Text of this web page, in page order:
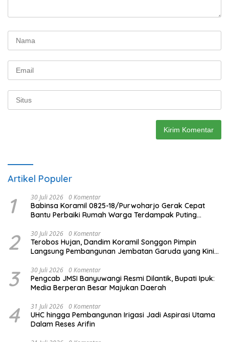
Artikel Populer
1 30 Juli 2026 0 Komentar
Babinsa Koramil 0825-18/Purwoharjo Gerak Cepat
Bantu Perbaiki Rumah Warga Terdampak Puting
2 30 Juli 2026 0 Komentar
Terobos Hujan, Dandim Koramil Songgon Pimpin
Langsung Pembangunan Jembatan Garuda yang Kini
3 30 Juli 2026 0 Komentar
Pengcab JMSI Banyuwangi Resmi Dilantik, Bupati Ipuk:
Media Berperan Besar Majukan Daerah
4 31 Juli 2026 0 Komentar
UHC hingga Pembangunan Irigasi Jadi Aspirasi Utama
Dalam Reses Arifin